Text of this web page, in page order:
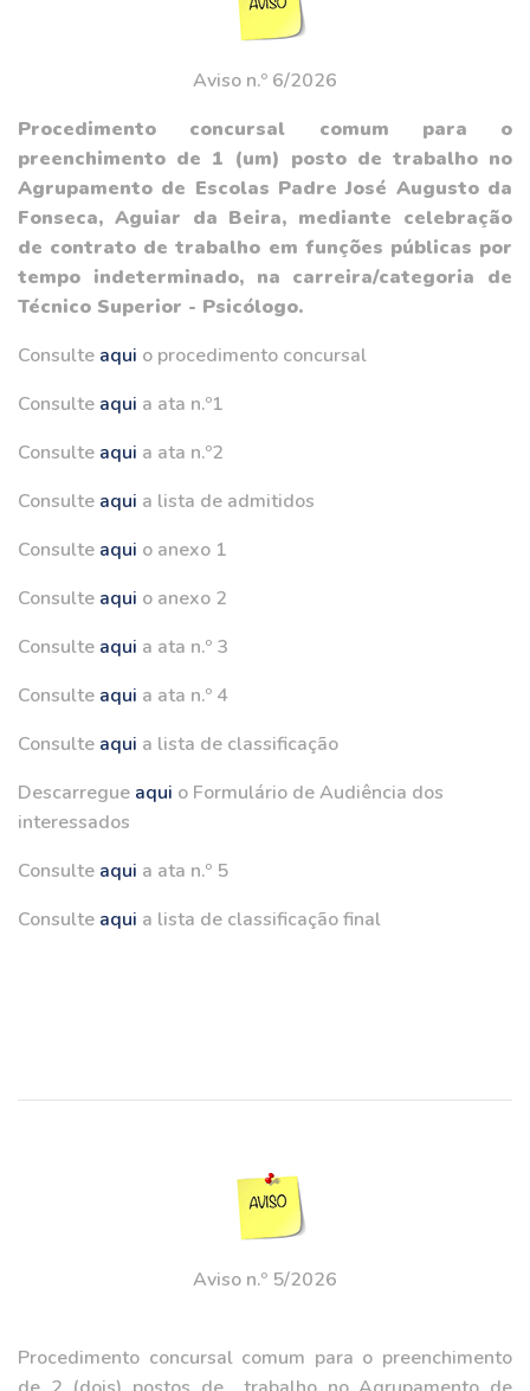
Aviso n.º 6/2026
Procedimento concursal comum para o
preenchimento de 1 (um) posto de trabalho no
Agrupamento de Escolas Padre José Augusto da
Fonseca, Aguiar da Beira, mediante celebração
de contrato de trabalho em funções públicas por
tempo indeterminado, na carreira/categoria de
Técnico Superior - Psicólogo.
Consulte aqui o procedimento concursal
Consulte aqui a ata n.º1
Consulte aqui a ata n.º2
Consulte aqui a lista de admitidos
Consulte aqui o anexo 1
Consulte aqui o anexo 2
Consulte aqui a ata n.º 3
Consulte aqui a ata n.º 4
Consulte aqui a lista de classificação
Descarregue aqui o Formulário de Audiência dos
interessados
Consulte aqui a ata n.º 5
Consulte aqui a lista de classificação final
Aviso n.º 5/2026
Procedimento concursal comum para o preenchimento